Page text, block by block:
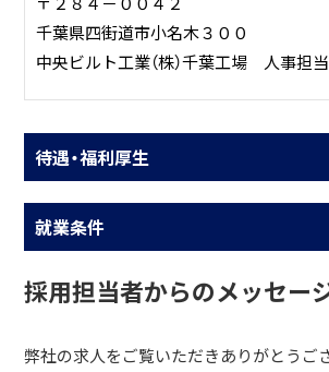
千葉県四街道市小名木３００
中央ビルト工業（株）千葉工場 人事
待遇・福利厚生
就業条件
採用担当者からのメッセー
弊社の求人をご覧いただきありがとうご